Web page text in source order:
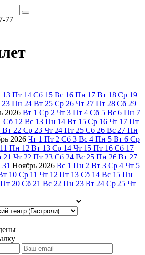
77
13 Пт 14 Сб 15 Вс 16 Пн 17 Вт 18 Ср 19
23 Пн 24 Вт 25 Ср 26 Чт 27 Пт 28 Сб 29
2026 Вт 1 Ср 2 Чт 3 Пт 4 Сб 5 Вс 6 Пн 7
Сб 12 Вс 13 Пн 14 Вт 15 Ср 16 Чт 17 Пт
Вт 22 Ср 23 Чт 24 Пт 25 Сб 26 Вс 27 Пн
2026 Чт 1 Пт 2 Сб 3 Вс 4 Пн 5 Вт 6 Ср
11 Пн 12 Вт 13 Ср 14 Чт 15 Пт 16 Сб 17
21 Чт 22 Пт 23 Сб 24 Вс 25 Пн 26 Вт 27
31 Ноябрь 2026 Вс 1 Пн 2 Вт 3 Ср 4 Чт 5
10 Ср 11 Чт 12 Пт 13 Сб 14 Вс 15 Пн
Пт 20 Сб 21 Вс 22 Пн 23 Вт 24 Ср 25 Чт